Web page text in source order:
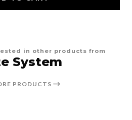
in other products from
System
PRODUCTS